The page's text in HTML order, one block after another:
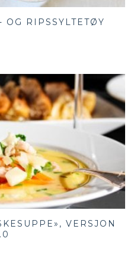
RIPSSYLTETØY
VERSJON